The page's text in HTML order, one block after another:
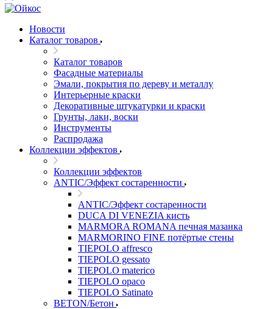
Новости
Каталог товаров
Каталог товаров
Фасадные материалы
Эмали, покрытия по дереву и металлу
Интерьерные краски
Декоративные штукатурки и краски
Грунты, лаки, воски
Инструменты
Распродажа
Коллекции эффектов
Коллекции эффектов
ANTIC/Эффект состаренности
ANTIC/Эффект состаренности
DUCA DI VENEZIA кисть
MARMORA ROMANA печная мазанка
MARMORINO FINE потёртые стены
TIEPOLO affresco
TIEPOLO gessato
TIEPOLO materico
TIEPOLO opaco
TIEPOLO Satinato
BETON/Бетон